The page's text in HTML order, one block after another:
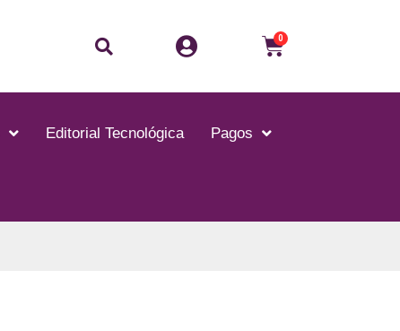
0
Editorial Tecnológica Pagos